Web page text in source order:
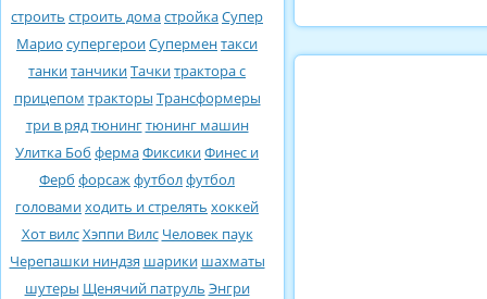
строить строить домастройкаСупер
Марио супергероиСуперментакси
танкитанчикиТачкитрактора с
прицепом тракторы Трансформеры
три в рядтюнингтюнинг машин
Улитка Боб фермаФиксикиФинес и
Ферб форсажфутболфутбол
головамиходить и стрелять хоккей
Хот вилсХэппи Вилс Человек паук
Черепашки ниндзя шарики шахматы
шутеры Щенячий патруль Энгри